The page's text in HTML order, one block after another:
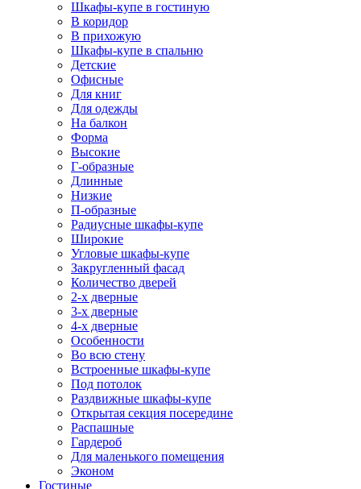
Шкафы-купе в гостиную
В коридор
В прихожую
Шкафы-купе в спальню
Детские
Офисные
Для книг
Для одежды
На балкон
Форма
Высокие
Г-образные
Длинные
Низкие
П-образные
Радиусные шкафы-купе
Широкие
Угловые шкафы-купе
Закругленный фасад
Количество дверей
2-х дверные
3-х дверные
4-х дверные
Особенности
Во всю стену
Встроенные шкафы-купе
Под потолок
Раздвижные шкафы-купе
Открытая секция посередине
Распашные
Гардероб
Для маленького помещения
Эконом
Гостиные